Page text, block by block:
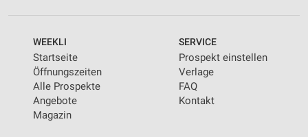
WEEKLI
Startseite
Öffnungszeiten
Alle Prospekte
Angebote
Magazin
SERVICE
Prospekt einstellen
Verlage
FAQ
Kontakt